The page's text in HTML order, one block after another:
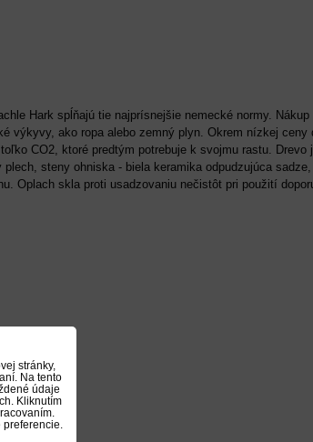
Hark spĺňajú tie najprísnejšie nemecké normy.
výkyvy, ako ropa alebo zemný plyn. Okrem nízkej ceny
CO2, ktoré predtým potrebuje k svojmu rastu. Drevo
steny ohniska - biela keramika odpudzujúca
Oplach skla proti usadzovaniu nečistôt pri použití
stránky,
Na tento
údaje
Kliknutím
preferencie.